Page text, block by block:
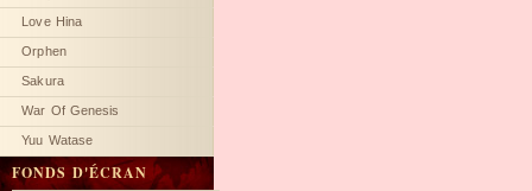
Love Hina
Orphen
Sakura
War Of Genesis
Yuu Watase
FONDS D'ÉCRAN